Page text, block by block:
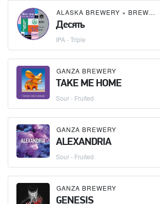
ALASKA BREWERY × BREWLOK BREWERY
Десять
IPA - Triple
GANZA BREWERY
TAKE ME HOME
Sour - Fruited
GANZA BREWERY
ALEXANDRIA
Sour - Fruited
GANZA BREWERY
GENESIS